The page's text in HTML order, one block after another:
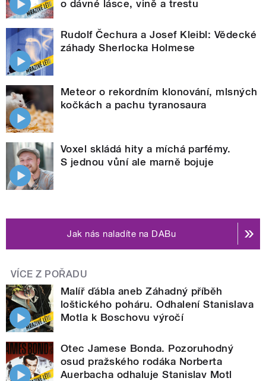
o dávné lásce, vině a trestu
Rudolf Čechura a Josef Kleibl: Vědecké
záhady Sherlocka Holmese
Meteor o rekordním klonování, mlsných
kočkách a pachu tyranosaura
Voxel skládá hity a míchá parfémy.
S jednou vůní ale marně bojuje
Jak nás naladíte na DABu
VÍCE Z POŘADU
Malíř ďábla aneb Záhadný příběh
loštického poháru. Odhalení Stanislava
Motla k Boschovu výročí
Otec Jamese Bonda. Pozoruhodný
osud pražského rodáka Norberta
Auerbacha odhaluje Stanislav Motl